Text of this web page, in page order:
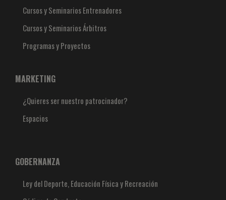
Cursos y Seminarios Entrenadores
Cursos y Seminarios Árbitros
Programas y Proyectos
MARKETING
¿Quieres ser nuestro patrocinador?
Espacios
GOBERNANZA
Ley del Deporte, Educación Física y Recreación